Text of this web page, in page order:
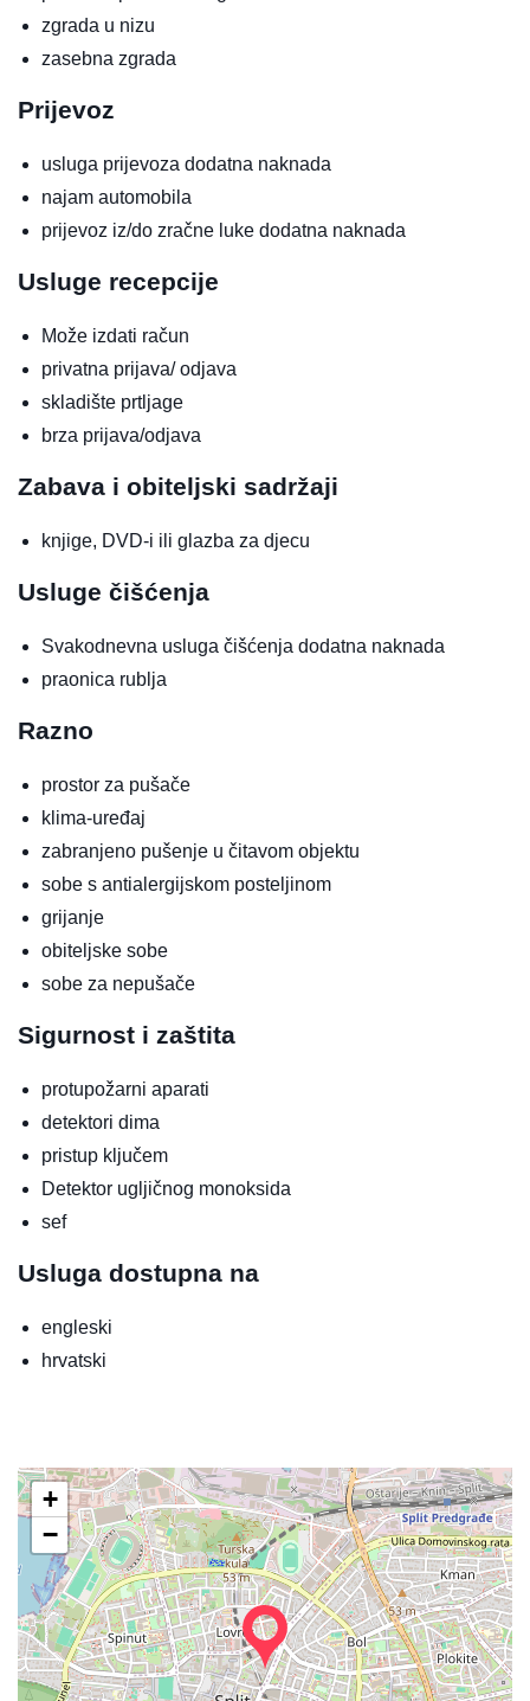
zgrada u nizu
zasebna zgrada
Prijevoz
usluga prijevoza dodatna naknada
najam automobila
prijevoz iz/do zračne luke dodatna naknada
Usluge recepcije
Može izdati račun
privatna prijava/ odjava
skladište prtljage
brza prijava/odjava
Zabava i obiteljski sadržaji
knjige, DVD-i ili glazba za djecu
Usluge čišćenja
Svakodnevna usluga čišćenja dodatna naknada
praonica rublja
Razno
prostor za pušače
klima-uređaj
zabranjeno pušenje u čitavom objektu
sobe s antialergijskom posteljinom
grijanje
obiteljske sobe
sobe za nepušače
Sigurnost i zaštita
protupožarni aparati
detektori dima
pristup ključem
Detektor ugljičnog monoksida
sef
Usluga dostupna na
engleski
hrvatski
+
−